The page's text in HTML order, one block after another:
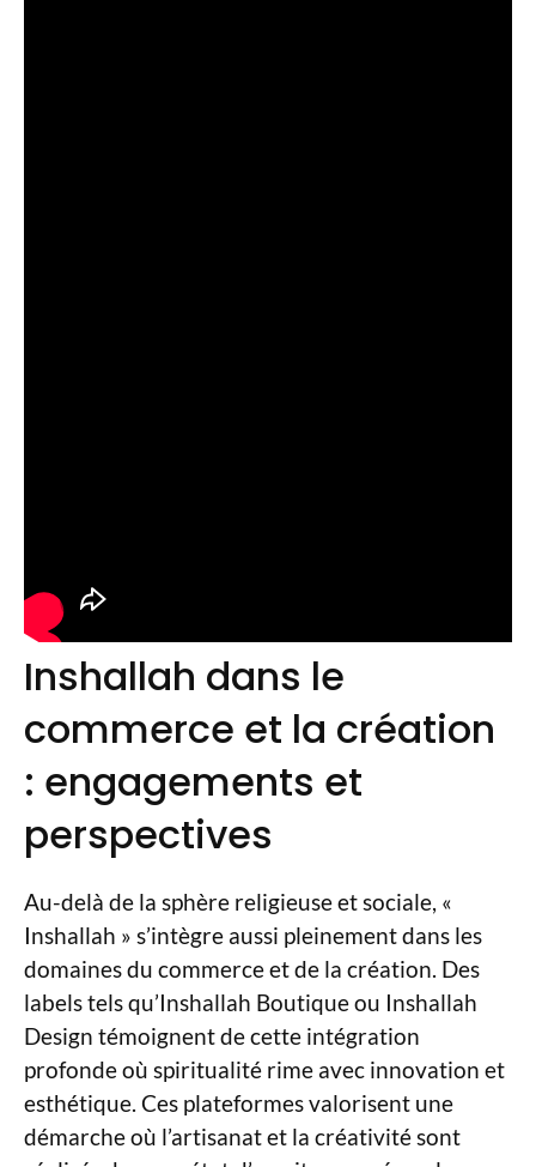
Inshallah dans le
commerce et la création
: engagements et
perspectives
Au-delà de la sphère religieuse et sociale, «
Inshallah » s’intègre aussi pleinement dans les
domaines du commerce et de la création. Des
labels tels qu’Inshallah Boutique ou Inshallah
Design témoignent de cette intégration
profonde où spiritualité rime avec innovation et
esthétique. Ces plateformes valorisent une
démarche où l’artisanat et la créativité sont